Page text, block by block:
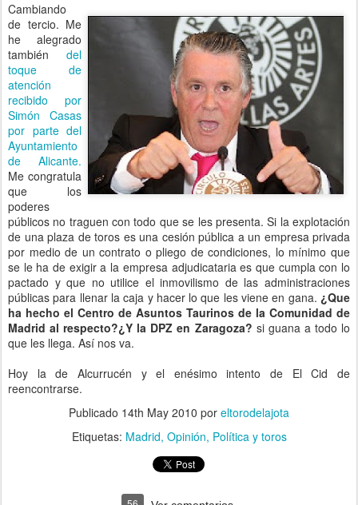
Cambiando
de tercio. Me
he alegrado
también del
toque de
atención
recibido por
Simón Casas
por parte del
Ayuntamiento
de Alicante.
Me congratula
que los
poderes
públicos no traguen con todo que se les presenta. Si la explotación
de una plaza de toros es una cesión pública a un empresa privada
por medio de un contrato o pliego de condiciones, lo mínimo que
se le ha de exigir a la empresa adjudicataria es que cumpla con lo
pactado y que no utilice el inmovilismo de las administraciones
públicas para llenar la caja y hacer lo que les viene en gana. ¿Que
ha hecho el Centro de Asuntos Taurinos de la Comunidad de
Madrid al respecto?¿Y la DPZ en Zaragoza? si guana a todo lo
que les llega. Así nos va.
Hoy la de Alcurrucén y el enésimo intento de El Cid de
reencontrarse.
Publicado 14th May 2010 por eltorodelajota
Etiquetas: Madrid Opinión Política y toros